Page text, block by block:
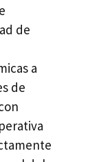
de
a
de